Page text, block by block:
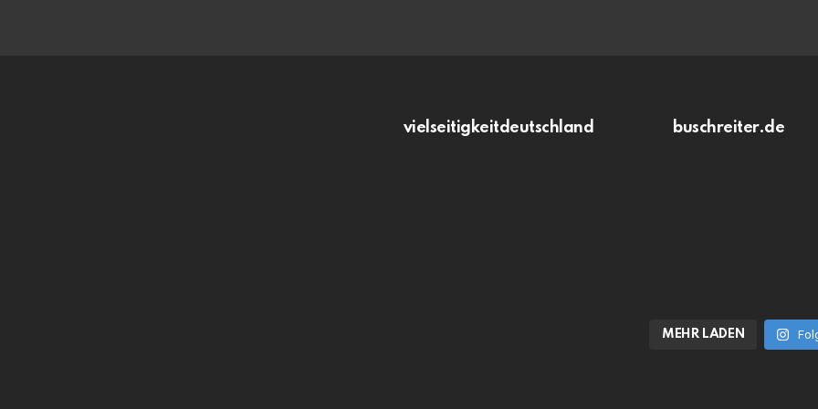
vielseitigkeitdeutschland buschreiter.de
MEHR LADEN